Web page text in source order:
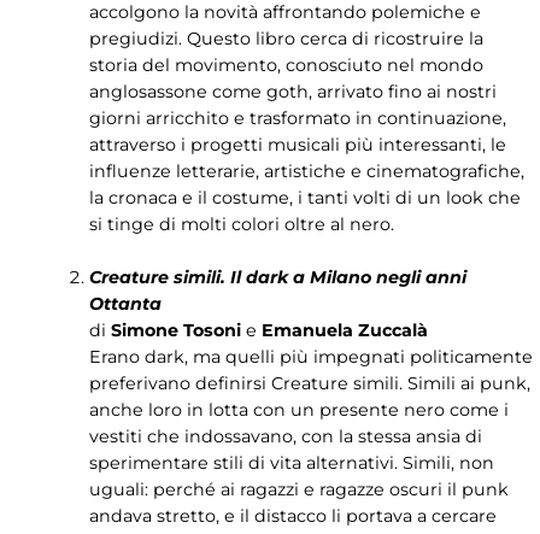
accolgono la novità affrontando polemiche e
pregiudizi. Questo libro cerca di ricostruire la
storia del movimento, conosciuto nel mondo
anglosassone come goth, arrivato fino ai nostri
giorni arricchito e trasformato in continuazione,
attraverso i progetti musicali più interessanti, le
influenze letterarie, artistiche e cinematografiche,
la cronaca e il costume, i tanti volti di un look che
si tinge di molti colori oltre al nero.
Creature simili. Il dark a Milano negli anni
Ottanta
di Simone Tosoni e Emanuela Zuccalà
Erano dark, ma quelli più impegnati politicamente
preferivano definirsi Creature simili. Simili ai punk,
anche loro in lotta con un presente nero come i
vestiti che indossavano, con la stessa ansia di
sperimentare stili di vita alternativi. Simili, non
uguali: perché ai ragazzi e ragazze oscuri il punk
andava stretto, e il distacco li portava a cercare